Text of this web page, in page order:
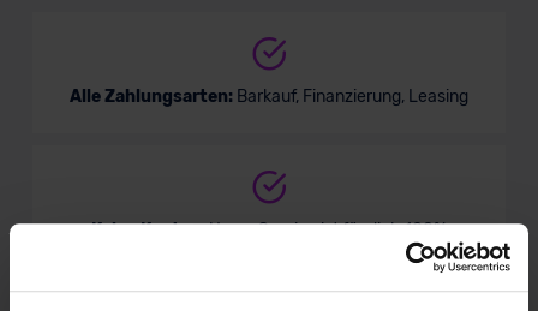
Alle Zahlungsarten: Barkauf, Finanzierung, Leasing
Keine Kosten:Unser Service ist für dich 100%